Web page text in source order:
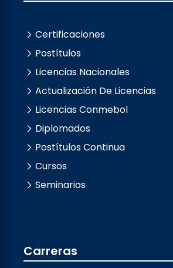
Certificaciones
Postítulos
Licencias Nacionales
Actualización De Licencias
Licencias Conmebol
Diplomados
Postítulos Continua
Cursos
Seminarios
Carreras